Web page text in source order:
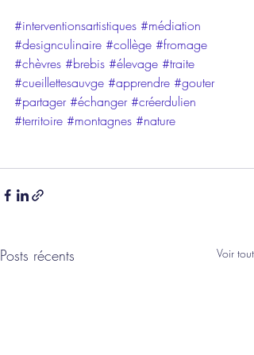
#interventionsartistiques #médiation
#designculinaire #collège #fromage
#chèvres #brebis #élevage #traite
#cueillettesauvge #apprendre #gouter
#partager #échanger #créerdulien
#territoire #montagnes #nature
Posts récents Voir tout